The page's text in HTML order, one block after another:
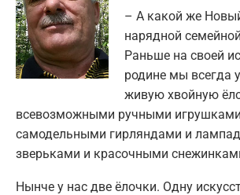
– А какой же
нарядной
Раньше на своей
родине мы всегда
живую хвойную
всевозможными ручными
самодельными гирляндами и
зверьками и красочными
Нынче у нас две ёлочки. Одну